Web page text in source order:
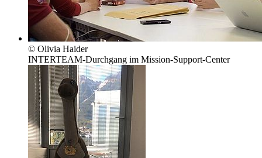
© Olivia Haider
INTERTEAM-Durchgang im Mission-Support-Center